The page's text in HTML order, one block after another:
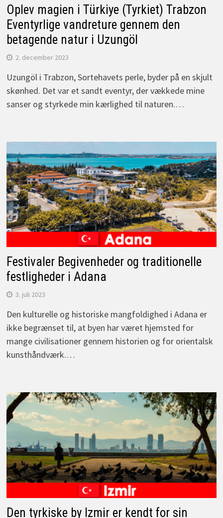
Oplev magien i Türkiye (Tyrkiet) Trabzon
Eventyrlige vandreture gennem den
betagende natur i Uzungöl
2. december 2023
Uzungöl i Trabzon, Sortehavets perle, byder på en skjult
skønhed. Det var et sandt eventyr, der vækkede mine
sanser og styrkede min kærlighed til naturen.…
Festivaler Begivenheder og traditionelle
festligheder i Adana
3. juli 2023
Den kulturelle og historiske mangfoldighed i Adana er
ikke begrænset til, at byen har været hjemsted for
mange civilisationer gennem historien og for orientalsk
kunsthåndværk.…
Den tyrkiske by Izmir er kendt for sin